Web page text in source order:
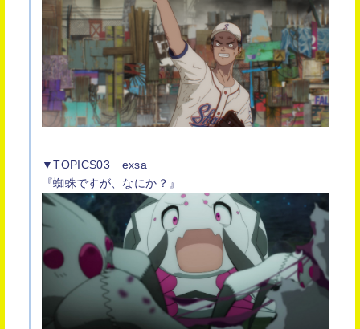
▼TOPICS03 exsa
『蜘蛛ですが、なにか？』